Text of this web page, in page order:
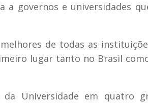
governos e universidades
de todas as
lugar tanto no Brasil
Universidade em quatro